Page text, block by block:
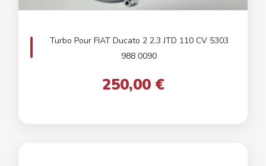
Turbo Pour FIAT Ducato 2 2.3 JTD 110 CV 5303
988 0090
250,00 €